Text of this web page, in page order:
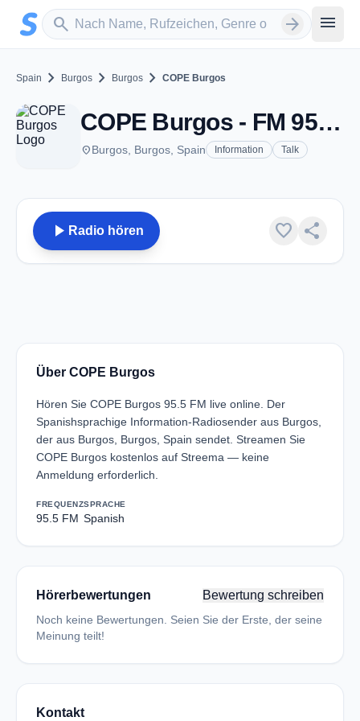
Zum Hauptinhalt springen
search
Sender suchen arrow_forward menu
Spain chevron_right Burgos chevron_right Burgos chevron_right COPE Burgos
COPE Burgos - FM 95.5 - Burgos
placeBurgos, Burgos, Spain Information Talk
play_arrow Radio hören favorite share
Über COPE Burgos
Hören Sie COPE Burgos 95.5 FM live online. Der
Spanishsprachige Information-Radiosender aus Burgos,
der aus Burgos, Burgos, Spain sendet. Streamen Sie
COPE Burgos kostenlos auf Streema — keine
Anmeldung erforderlich.
FREQUENZ
95.5 FM
SPRACHE
Spanish
Hörerbewertungen Bewertung schreiben
Noch keine Bewertungen. Seien Sie der Erste, der seine
Meinung teilt!
Kontakt